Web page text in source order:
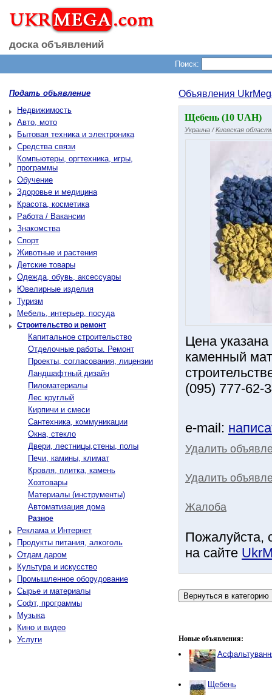
доска объявлений
Поиск:
Подать объявление
Недвижимость
Авто, мото
Бытовая техника и электроника
Средства связи
Компьютеры, оргтехника, игры,
программы
Обучение
Здоровье и медицина
Красота, косметика
Работа / Вакансии
Знакомства
Спорт
Животные и растения
Детские товары
Одежда, обувь, аксессуары
Ювелирные изделия
Туризм
Мебель, интерьер, посуда
Строительство и ремонт
Капитальное строительство
Отделочные работы. Ремонт
Проекты, согласования, лицензии
Ландшафтный дизайн
Пиломатериалы
Лес круглый
Кирпичи и смеси
Сантехника, коммуникации
Окна, стекло
Двери, лестницы,стены, полы
Печи, камины, климат
Кровля, плитка, камень
Хозтовары
Материалы (инструменты)
Автоматизация дома
Разное
Реклама и Интернет
Продукты питания, алкоголь
Отдам даром
Культура и искусство
Промышленное оборудование
Сырье и материалы
Софт, программы
Музыка
Кино и видео
Услуги
Объявления
Щебень (10 UAH)
Украина /Киевская
Цена
каменный
(095) 777-62-
e-mail:
Удалить
Удалить
Жалоба
Пожалуйста,
на сайте
Новые объявления:
Щебень